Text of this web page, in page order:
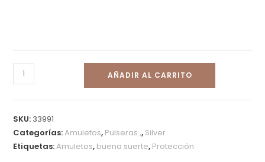
AÑADIR AL CARRITO
SKU: 33991
Categorías:Amuletos, Pulseras.,, Silver
Etiquetas:Amuletos, buena suerte, Protección